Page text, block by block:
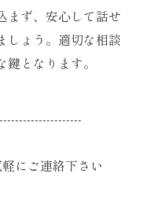
まず、安心して話せ
しょう。適切な相談
となります。
にご連絡下さい